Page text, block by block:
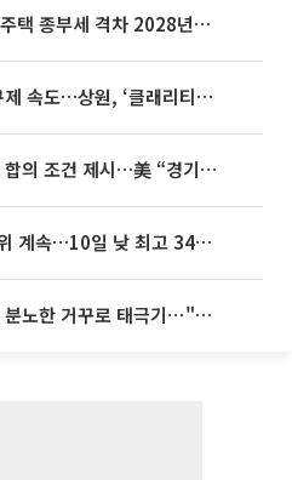
종부세 개편에도…1·3주택 종부세 격차 2028년부터 확대
미국, 가상자산 포괄 규제 속도…상원, ‘클래리티법’ 9월 절차투표 추진
이란, 미국에 호르무즈 합의 조건 제시…美 “경기 아직 안 끝나” [종합]
[내일 날씨] 전국 무더위 계속…10일 낮 최고 34도 육박
서경덕 교수, 김희철도 분노한 거꾸로 태극기⋯"엉터리는 아냐, 아쉬울 뿐"